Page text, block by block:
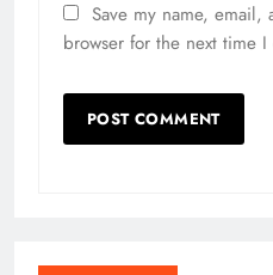
Save my name, email,
browser for the next time I